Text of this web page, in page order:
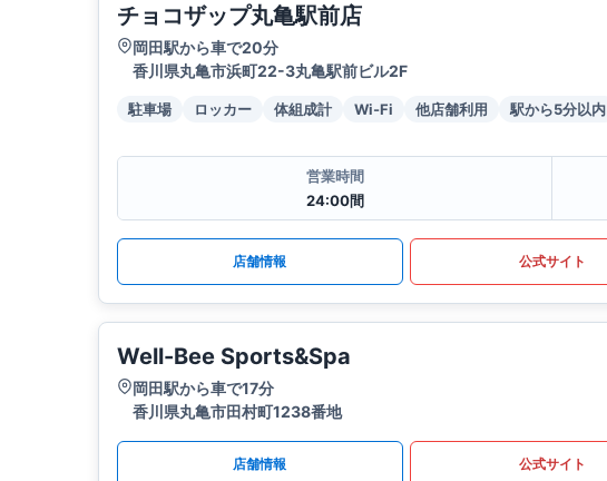
チョコザップ丸亀駅前店
岡田駅から車で20分
香川県丸亀市浜町22-3丸亀駅前ビル2F
駐車場 ロッカー 体組成計 Wi-Fi 他店舗利用 駅から5分以内
営業時間
24:00間
店舗情報 公式サイト
Well-Bee Sports&Spa
岡田駅から車で17分
香川県丸亀市田村町1238番地
店舗情報 公式サイト